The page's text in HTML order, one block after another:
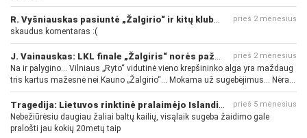
prieš 2 mėnesius
skaudus komentaras :(
prieš 2 mėnesius
Na ir palygino... Vilniaus „Ryto“ vidutinė vieno krepšininko alga yra maždaug
tris kartus mažesnė nei Kauno „Žalgirio“... Mokama už sugebėjimus... Nėra
pinigų - nėra gerų žaidėjų...
prieš 5 mėnesius
Nebežiūrėsiu daugiau žaliai baltų kailių, visąlaik sugeba žaidimo gale
pralošti jau kokių 20metų taip